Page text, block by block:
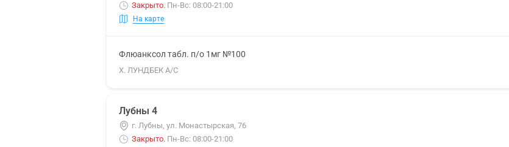
Закрыто. Пн-Вс: 08:00-21:00
На карте
Флюанксол табл. п/о 1мг №100
Х. ЛУНДБЕК А/С
Лубны 4
г. Лубны, ул. Монастырская, 76
Закрыто. Пн-Вс: 08:00-21:00